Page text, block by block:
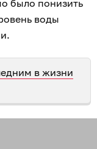
было понизить
воды
в жизни